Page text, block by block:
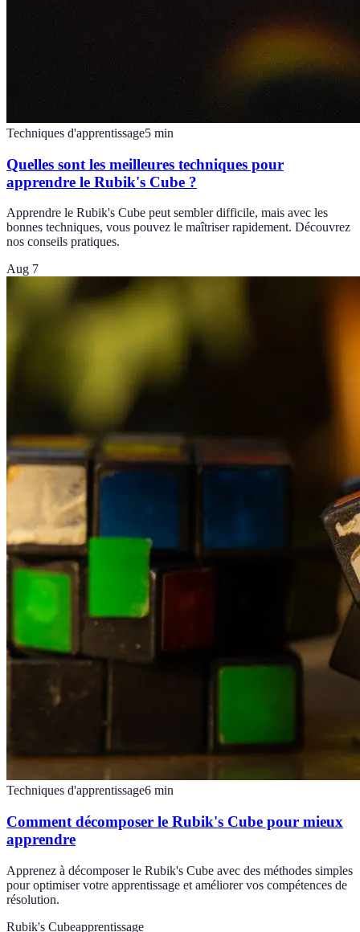
Techniques d'apprentissage5 min
Quelles sont les meilleures techniques pour
apprendre le Rubik's Cube ?
Apprendre le Rubik's Cube peut sembler difficile, mais avec les
bonnes techniques, vous pouvez le maîtriser rapidement. Découvrez
nos conseils pratiques.
Aug 7
Techniques d'apprentissage6 min
Comment décomposer le Rubik's Cube pour mieux
apprendre
Apprenez à décomposer le Rubik's Cube avec des méthodes simples
pour optimiser votre apprentissage et améliorer vos compétences de
résolution.
Rubik's Cubeapprentissage